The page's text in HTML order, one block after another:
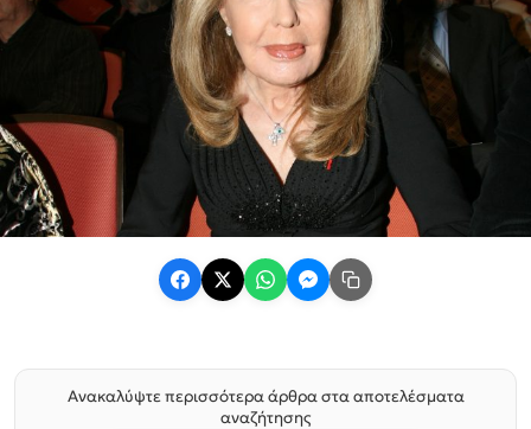
Ανακαλύψτε περισσότερα άρθρα στα αποτελέσματα
αναζήτησης